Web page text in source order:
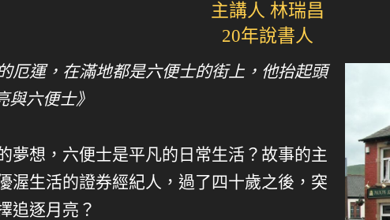
主講人 林瑞昌
20年說書人
厄運，在滿地都是六便士的街上，他抬起頭
六便士》
夢想，六便士是平凡的日常生活？故事的主
渥生活的證券經紀人，過了四十歲之後，突
追逐月亮？